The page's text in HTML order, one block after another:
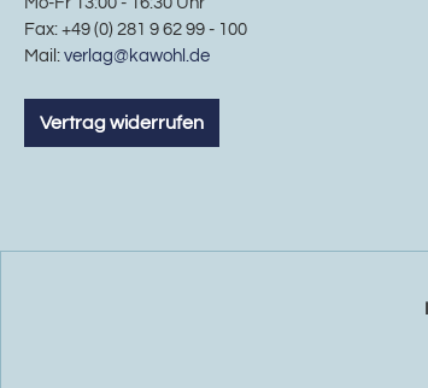
Fax: +49 (0) 281 9 62 99 - 100
Mail: verlag@kawohl.de
Vertrag widerrufen